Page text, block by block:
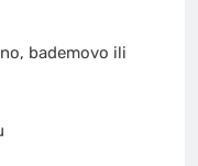
bademovo ili